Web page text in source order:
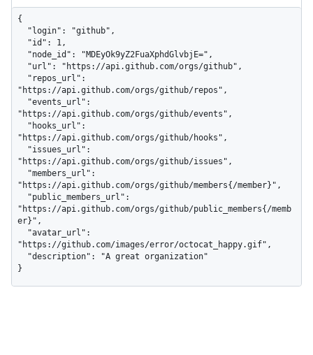
{
"https://api.github.com/orgs/github/repos",
"https://api.github.com/orgs/github/events",
"https://api.github.com/orgs/github/hooks",
"https://api.github.com/orgs/github/issues",
"https://api.github.com/orgs/github/members{/member}",
"https://api.github.com/orgs/github/public_members{/memb
er}",
"https://github.com/images/error/octocat_happy.gif",
}